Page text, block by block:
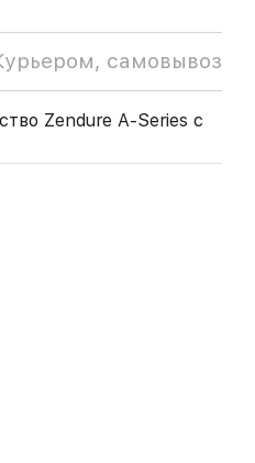
самовывоз
Zendure A-Series с